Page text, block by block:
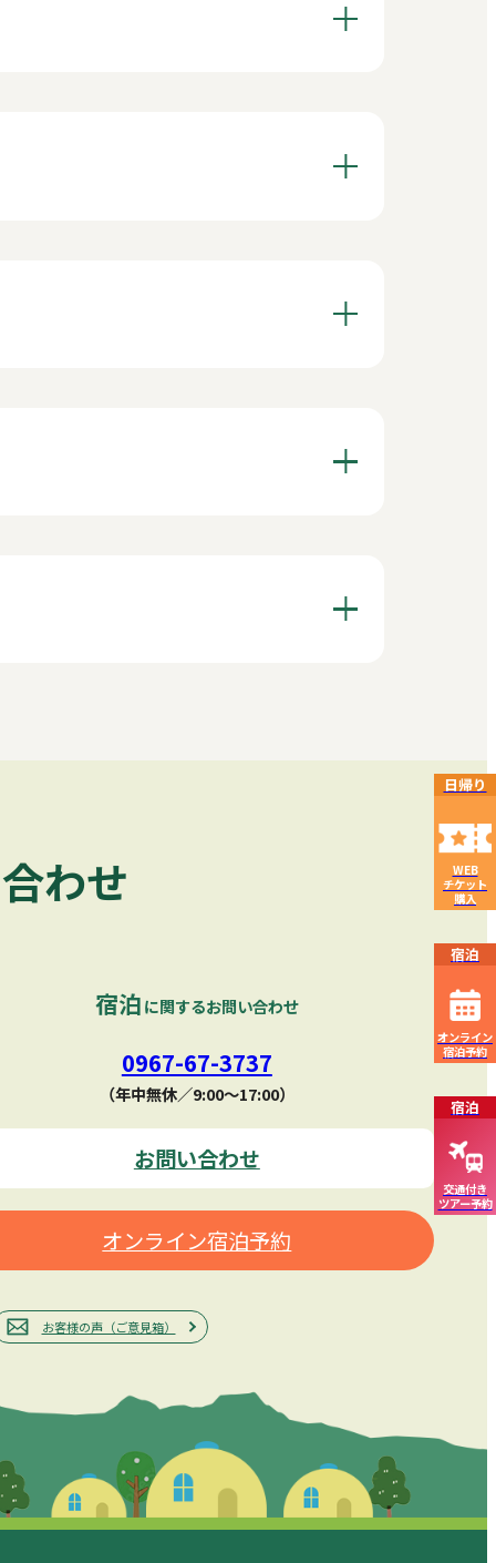
日帰り
WEB
チケット
購入
宿泊
オンライン
宿泊予約
宿泊
交通付き
ツアー予約
わせ
宿泊に関するお問い合わせ
0967-67-3737
（年中無休／9:00〜17:00）
お問い合わせ
オンライン宿泊予約
お客様の声（ご意見箱）